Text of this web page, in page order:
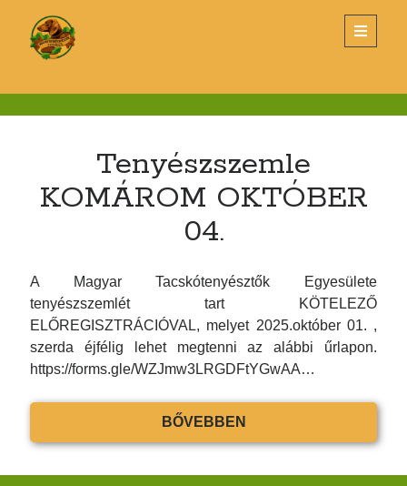
Magyar
Tacskótenyésztők
Egyesülete
open
primary
Sidebar
Tenyészszemle Budapest
Éves Klubvacsora és Díjkiosztó – 2026. március 26.
Új alombejelentő nyomtatvány
Tacskók világkiállítása Budapesten – találkozzunk a
Tenyészszemle
KOMÁROM OKTÓBER
04.
A Magyar Tacskótenyésztők Egyesülete
tenyészszemlét tart KÖTELEZŐ
ELŐREGISZTRÁCIÓVAL, melyet 2025.október 01. ,
szerda éjfélig lehet megtenni az alábbi űrlapon.
https://forms.gle/WZJmw3LRGDFtYGwAA…
BŐVEBBENTENYÉSZSZEMLE
KOMÁROM